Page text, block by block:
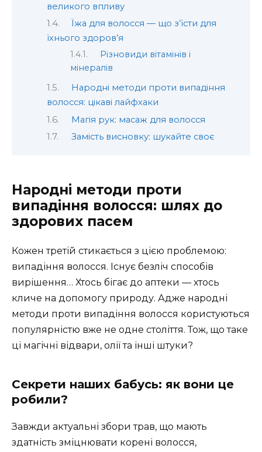
великого впливу
Їжа для волосся — що з’їсти для
їхнього здоров’я
Різновиди вітамінів і
мінералів
Народні методи проти випадіння
волосся: цікаві лайфхаки
Магія рук: масаж для волосся
Замість висновку: шукайте своє
Народні методи проти
випадіння волосся: шлях до
здорових пасем
Кожен третій стикається з цією проблемою:
випадіння волосся. Існує безліч способів
вирішення… Хтось бігає до аптеки — хтось
кличе на допомогу природу. Адже народні
методи проти випадіння волосся користуються
популярністю вже не одне століття. Тож, що таке
ці магічні відвари, олії та інші штуки?
Секрети наших бабусь: як вони це
робили?
Завжди актуальні збори трав, що мають
здатність зміцнювати корені волосся,